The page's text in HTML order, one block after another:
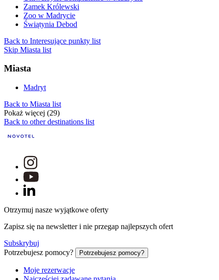
Zamek Królewski
Zoo w Madrycie
Świątynia Debod
Back to Interesujące punkty list
Skip Miasta list
Miasta
Madryt
Back to Miasta list
Pokaż więcej (29)
Back to other destinations list
Otrzymuj nasze wyjątkowe oferty
Zapisz się na newsletter i nie przegap najlepszych ofert
Subskrybuj
Potrzebujesz pomocy?
Potrzebujesz pomocy?
Moje rezerwacje